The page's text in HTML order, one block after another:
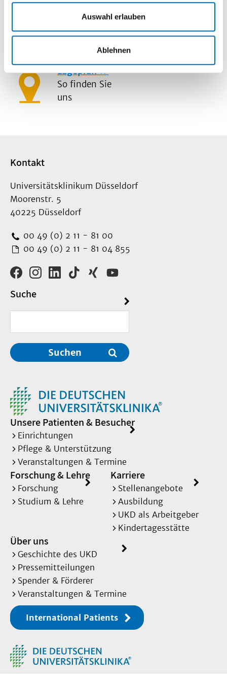
Auswahl erlauben
Ablehnen
Information und
Lageplan
So finden Sie
uns
Kontakt
Universitätsklinikum Düsseldorf
Moorenstr. 5
40225 Düsseldorf
00 49 (0) 2 11 - 81 00
00 49 (0) 2 11 - 81 04 855
Suche
Suchen
Unsere Patienten & Besucher
Einrichtungen
Pflege & Unterstützung
Veranstaltungen & Termine
Forschung & Lehre
Forschung
Studium & Lehre
Karriere
Stellenangebote
Ausbildung
UKD als Arbeitgeber
Kindertagesstätte
Über uns
Geschichte des UKD
Pressemitteilungen
Spender & Förderer
Veranstaltungen & Termine
International Patients